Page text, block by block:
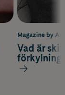
Magazine by
Vad är
förkylning